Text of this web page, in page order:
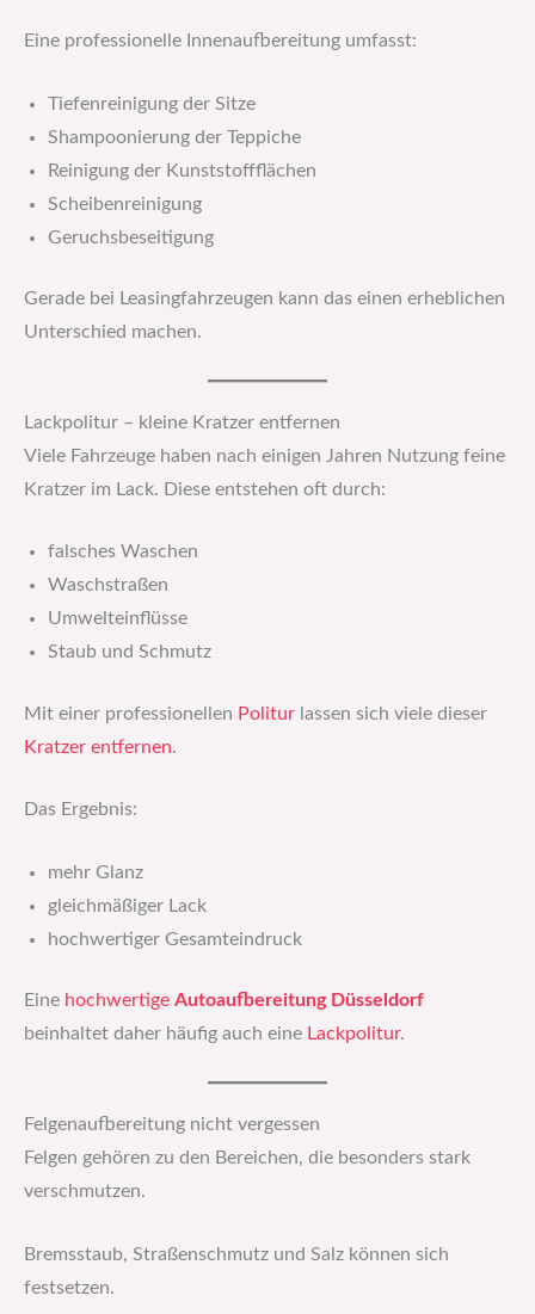
Eine professionelle Innenaufbereitung umfasst:
Tiefenreinigung der Sitze
Shampoonierung der Teppiche
Reinigung der Kunststoffflächen
Scheibenreinigung
Geruchsbeseitigung
Gerade bei Leasingfahrzeugen kann das einen erheblichen
Unterschied machen.
Lackpolitur – kleine Kratzer entfernen
Viele Fahrzeuge haben nach einigen Jahren Nutzung feine
Kratzer im Lack. Diese entstehen oft durch:
falsches Waschen
Waschstraßen
Umwelteinflüsse
Staub und Schmutz
Mit einer professionellen Politur lassen sich viele dieser
Kratzer entfernen.
Das Ergebnis:
mehr Glanz
gleichmäßiger Lack
hochwertiger Gesamteindruck
Eine hochwertige Autoaufbereitung Düsseldorf
beinhaltet daher häufig auch eine Lackpolitur.
Felgenaufbereitung nicht vergessen
Felgen gehören zu den Bereichen, die besonders stark
verschmutzen.
Bremsstaub, Straßenschmutz und Salz können sich
festsetzen.